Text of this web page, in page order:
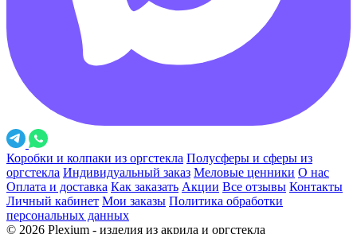
Коробки и колпаки из оргстекла Полусферы и сферы из
оргстекла Индивидуальный заказ Меловые ценники О нас
Оплата и доставка Как заказать Акции Все отзывы Контакты
Личный кабинет Мои заказы Политика обработки
персональных данных
© 2026 Plexium - изделия из акрила и оргстекла